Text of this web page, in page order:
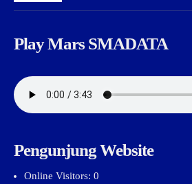
Play Mars SMADATA
Pengunjung Website
Online Visitors: 0